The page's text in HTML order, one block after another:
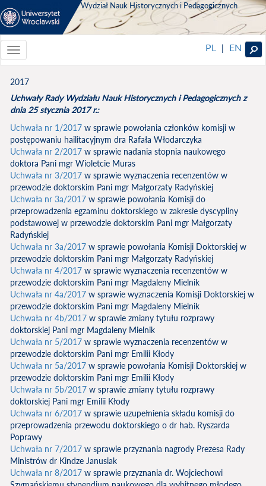
Wydział Nauk Historycznych i Pedagogicznych
Toggle
navigationToggle
PL | EN
2017
Uchwały Rady Wydziału Nauk Historycznych i Pedagogicznych z
dnia 25 stycznia 2017 r.:
Uchwała nr 1/2017 w sprawie powołania członków komisji w
postępowaniu hailitacyjnym dra Rafała Włodarczyka
Uchwała nr 2/2017 w sprawie nadania stopnia naukowego
doktora Pani mgr Wioletcie Muras
Uchwała nr 3/2017 w sprawie wyznaczenia recenzentów w
przewodzie doktorskim Pani mgr Małgorzaty Radyńskiej
Uchwała nr 3a/2017 w sprawie powołania Komisji do
przeprowadzenia egzaminu doktorskiego w zakresie dyscypliny
podstawowej w przewodzie doktorskim Pani mgr Małgorzaty
Radyńskiej
Uchwała nr 3a/2017 w sprawie powołania Komisji Doktorskiej w
przewodzie doktorskim Pani mgr Małgorzaty Radyńskiej
Uchwała nr 4/2017 w sprawie wyznaczenia recenzentów w
przewodzie doktorskim Pani mgr Magdaleny Mielnik
Uchwała nr 4a/2017 w sprawie wyznaczenia Komisji Doktorskiej w
przewodzie doktorskim Pani mgr Magdaleny Mielnik
Uchwała nr 4b/2017 w sprawie zmiany tytułu rozprawy
doktorskiej Pani mgr Magdaleny Mielnik
Uchwała nr 5/2017 w sprawie wyznaczenia recenzentów w
przewodzie doktorskim Pani mgr Emilii Kłody
Uchwała nr 5a/2017 w sprawie powołania Komisji Doktorskiej w
przewodzie doktorskim Pani mgr Emilii Kłody
Uchwała nr 5b/2017 w sprawie zmiany tytułu rozprawy
doktorskiej Pani mgr Emilii Kłody
Uchwała nr 6/2017 w sprawie uzupełnienia składu komisji do
przeprowadzenia przewodu doktorskiego o dr hab. Ryszarda
Poprawy
Uchwała nr 7/2017 w sprawie przyznania nagrody Prezesa Rady
Ministrów dr Kindze Janusiak
Uchwała nr 8/2017 w sprawie przyznania dr. Wojciechowi